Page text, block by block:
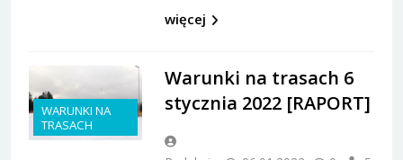
więcej
WARUNKI NA
TRASACH
Warunki na trasach 6
stycznia 2022 [RAPORT]